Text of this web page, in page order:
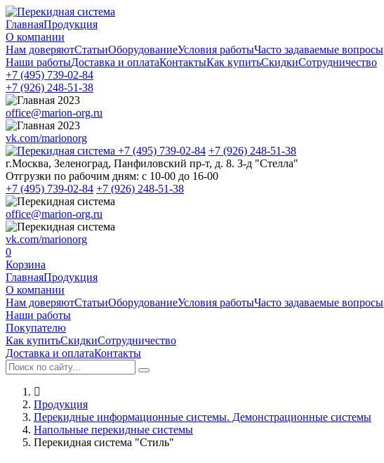
ГлавнаяПродукция
О компании
Нам доверяютСтатьиОборудованиеУсловия работыЧасто задаваемые вопросы
Наши работыДоставка и оплатаКонтактыКак купитьСкидкиСотрудничество
+7 (495) 739-02-84
+7 (926) 248-51-38
office@marion-org.ru
vk.com/marionorg
+7 (495) 739-02-84 +7 (926) 248-51-38
г.Москва, Зеленоград, Панфиловский пр-т, д. 8. З-д "Стелла"
Отгрузки по рабочим дням: с 10-00 до 16-00
+7 (495) 739-02-84 +7 (926) 248-51-38
office@marion-org.ru
vk.com/marionorg
0
Корзина
ГлавнаяПродукция
О компании
Нам доверяютСтатьиОборудованиеУсловия работыЧасто задаваемые вопросы
Наши работы
Покупателю
Как купитьСкидкиСотрудничество
Доставка и оплатаКонтакты
Продукция
Перекидные информационные системы. Демонстрационные системы
Напольные перекидные системы
Перекидная система "Стиль"